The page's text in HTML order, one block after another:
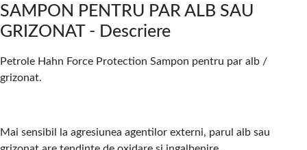
SAMPON PENTRU PAR ALB SAU
GRIZONAT - Descriere
Petrole Hahn Force Protection Sampon pentru par alb /
grizonat.
Mai sensibil la agresiunea agentilor externi, parul alb sau